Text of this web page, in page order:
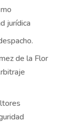
jurídica
de la Flor